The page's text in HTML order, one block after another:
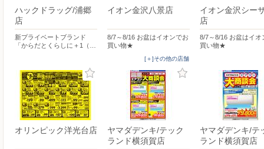
ハックドラッグ/浦郷
店
新プライベートブランド
「からだとくらしに＋1（…
イオン金沢八景店
8/7～8/16 お盆はイオンでお
買い物★
[＋]その他の店舗
イオン金沢シー
店
8/7～8/16 お盆はイオ
買い物★
オリンピック洋光台店
ヤマダデンキ/テック
ランド横須賀店
ヤマダデンキ/テ
ランド横須賀店